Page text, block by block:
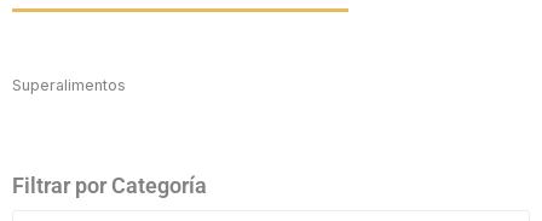
Superalimentos
Filtrar por Categoría